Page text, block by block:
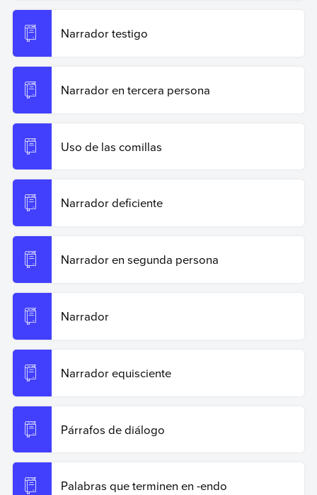
Narrador testigo
Narrador en tercera persona
Uso de las comillas
Narrador deficiente
Narrador en segunda persona
Narrador
Narrador equisciente
Párrafos de diálogo
Palabras que terminen en -endo